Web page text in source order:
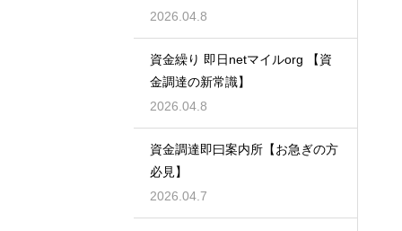
速させる】
2026.04.8
資金繰り 即日netマイルorg 【資
金調達の新常識】
2026.04.8
資金調達即曰案内所【お急ぎの方
必見】
2026.04.7